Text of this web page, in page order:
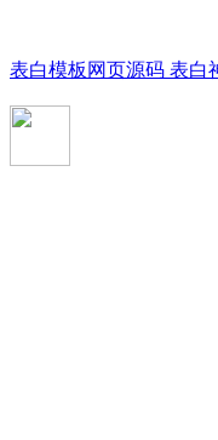
表白模板网页源码 表白